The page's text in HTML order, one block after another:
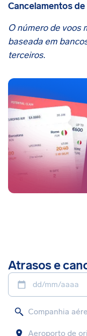
Cancelamentos de
O número de voos
baseada em
terceiros.
Atrasos e
dd/mm/aaaa